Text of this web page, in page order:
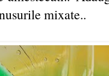
mixate..